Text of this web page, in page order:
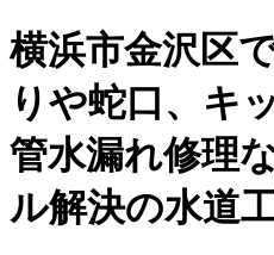
横浜市金沢区
りや蛇口、キ
管水漏れ修理
ル解決の水道